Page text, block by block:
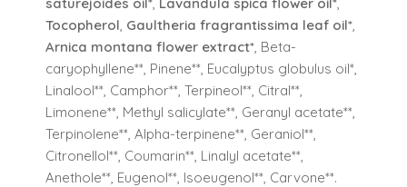
Tocopherol, Gaultheria fragrantissima leaf oil*,
Arnica montana flower extract*, Beta-
caryophyllene**, Pinene**, Eucalyptus globulus oil*,
Linalool**, Camphor**, Terpineol**, Citral**,
Limonene**, Methyl salicylate**, Geranyl acetate**,
Terpinolene**, Alpha-terpinene**, Geraniol**,
Citronellol**, Coumarin**, Linalyl acetate**,
Anethole**, Eugenol**, Isoeugenol**, Carvone**.